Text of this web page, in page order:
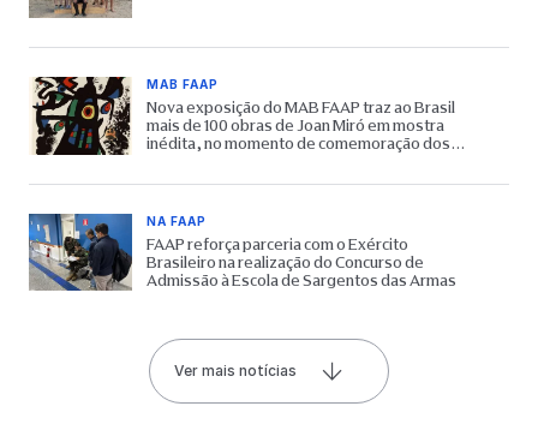
MAB FAAP
Nova exposição do MAB FAAP traz ao Brasil
mais de 100 obras de Joan Miró em mostra
inédita, no momento de comemoração dos
NA FAAP
FAAP reforça parceria com o Exército
Brasileiro na realização do Concurso de
Admissão à Escola de Sargentos das Armas
Ver mais notícias